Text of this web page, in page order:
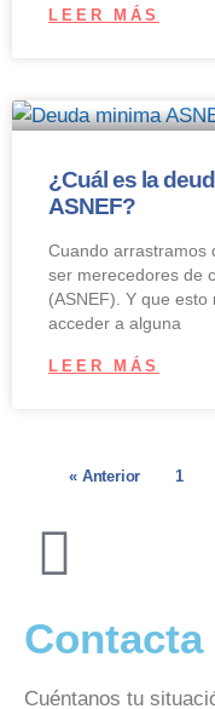
LEER MÁS
¿Cuál es la
ASNEF?
Cuando arrastramos
ser merecedores de
(ASNEF). Y que
acceder a alguna
LEER MÁS
« Anterior 1
Cuéntanos tu